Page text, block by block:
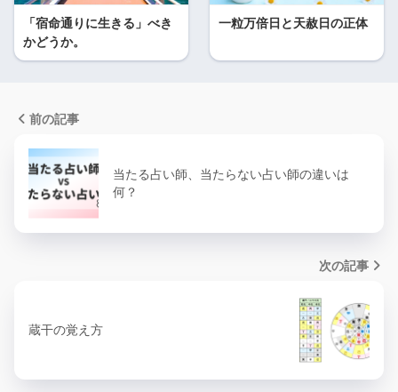
「宿命通りに生きる」べき
かどうか。
一粒万倍日と天赦日の正体
前の記事
当たる占い師、当たらない占い師の違いは
何？
次の記事
蔵干の覚え方